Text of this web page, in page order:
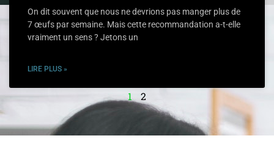
On dit souvent que nous ne devrions pas manger plus de
7 œufs par semaine. Mais cette recommandation a-t-elle
vraiment un sens ? Jetons un
LIRE PLUS »
1 2